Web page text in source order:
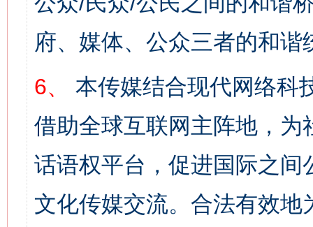
府、媒体、公众三者的和谐
6、
本传媒结合现代网络科
借助全球互联网主阵地，
话语权平台，促进国际之
文化传媒交流。合法有效地